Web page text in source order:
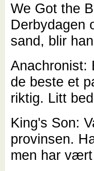
We Got the
Derbydagen
sand, blir
Anachronist:
de beste et
riktig. Litt
King's Son:
provinsen.
men har